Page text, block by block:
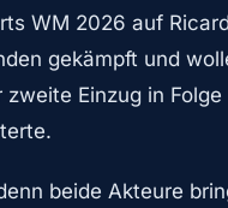
WM 2026 auf
gekämpft und
Einzug in
beide Akteure